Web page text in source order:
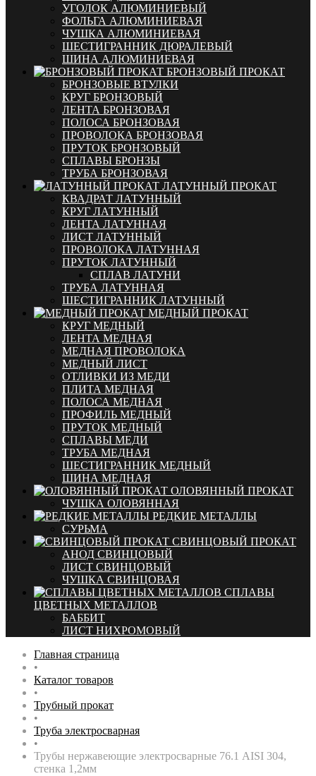
УГОЛОК АЛЮМИНИЕВЫЙ
ФОЛЬГА АЛЮМИНИЕВАЯ
ЧУШКА АЛЮМИНИЕВАЯ
ШЕСТИГРАННИК ДЮРАЛЕВЫЙ
ШИНА АЛЮМИНИЕВАЯ
БРОНЗОВЫЙ ПРОКАТ
БРОНЗОВЫЕ ВТУЛКИ
КРУГ БРОНЗОВЫЙ
ЛЕНТА БРОНЗОВАЯ
ПОЛОСА БРОНЗОВАЯ
ПРОВОЛОКА БРОНЗОВАЯ
ПРУТОК БРОНЗОВЫЙ
СПЛАВЫ БРОНЗЫ
ТРУБА БРОНЗОВАЯ
ЛАТУННЫЙ ПРОКАТ
КВАДРАТ ЛАТУННЫЙ
КРУГ ЛАТУННЫЙ
ЛЕНТА ЛАТУННАЯ
ЛИСТ ЛАТУННЫЙ
ПРОВОЛОКА ЛАТУННАЯ
ПРУТОК ЛАТУННЫЙ
СПЛАВ ЛАТУНИ
ТРУБА ЛАТУННАЯ
ШЕСТИГРАННИК ЛАТУННЫЙ
МЕДНЫЙ ПРОКАТ
КРУГ МЕДНЫЙ
ЛЕНТА МЕДНАЯ
МЕДНАЯ ПРОВОЛОКА
МЕДНЫЙ ЛИСТ
ОТЛИВКИ ИЗ МЕДИ
ПЛИТА МЕДНАЯ
ПОЛОСА МЕДНАЯ
ПРОФИЛЬ МЕДНЫЙ
ПРУТОК МЕДНЫЙ
СПЛАВЫ МЕДИ
ТРУБА МЕДНАЯ
ШЕСТИГРАННИК МЕДНЫЙ
ШИНА МЕДНАЯ
ОЛОВЯННЫЙ ПРОКАТ
ЧУШКА ОЛОВЯННАЯ
РЕДКИЕ МЕТАЛЛЫ
СУРЬМА
СВИНЦОВЫЙ ПРОКАТ
АНОД СВИНЦОВЫЙ
ЛИСТ СВИНЦОВЫЙ
ЧУШКА СВИНЦОВАЯ
СПЛАВЫ
ЦВЕТНЫХ МЕТАЛЛОВ
БАББИТ
ЛИСТ НИХРОМОВЫЙ
Главная страница
•
Каталог товаров
•
Трубный прокат
•
Труба электросварная
•
Трубы нержавеющие электросварные 76.1 AISI 304,
стенка 1,2мм